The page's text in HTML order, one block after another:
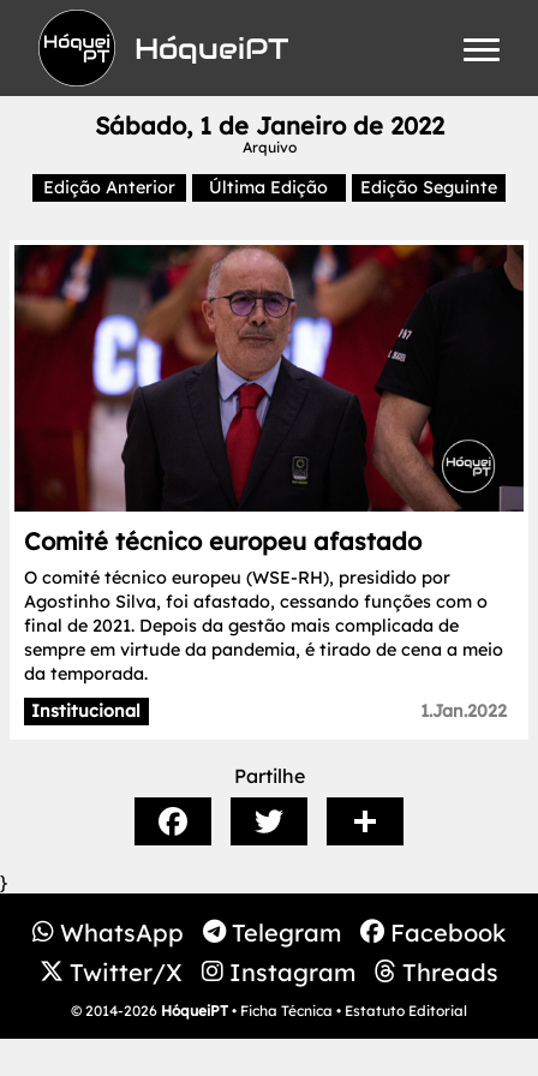
HóqueiPT
Sábado, 1 de Janeiro de 2022
Arquivo
Edição Anterior Última Edição Edição Seguinte
Comité técnico europeu afastado
O comité técnico europeu (WSE-RH), presidido por
Agostinho Silva, foi afastado, cessando funções com o
final de 2021. Depois da gestão mais complicada de
sempre em virtude da pandemia, é tirado de cena a meio
da temporada.
Institucional
1.Jan.2022
Partilhe
}
WhatsApp Telegram
Facebook
Twitter/X
Instagram Threads
© 2014-2026 HóqueiPT • Ficha Técnica • Estatuto Editorial